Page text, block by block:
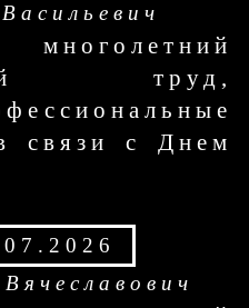
труд,
связи с Днем